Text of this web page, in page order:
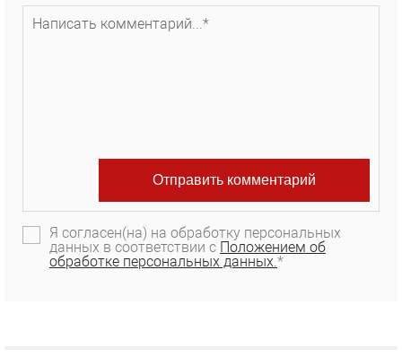
Я согласен(на) на обработку персональных
данных в соответствии с Положением об
обработке персональных данных.*